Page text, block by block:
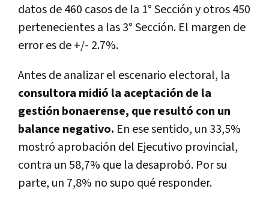
datos de 460 casos de la 1° Sección y otros 450
pertenecientes a las 3° Sección. El margen de
error es de +/- 2.7%.
Antes de analizar el escenario electoral, la
consultora midió la aceptación de la
gestión bonaerense, que resultó con un
balance negativo. En ese sentido, un 33,5%
mostró aprobación del Ejecutivo provincial,
contra un 58,7% que la desaprobó. Por su
parte, un 7,8% no supo qué responder.